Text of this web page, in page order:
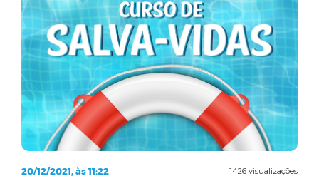
1426 visualizações
20/12/2021, às 11:22